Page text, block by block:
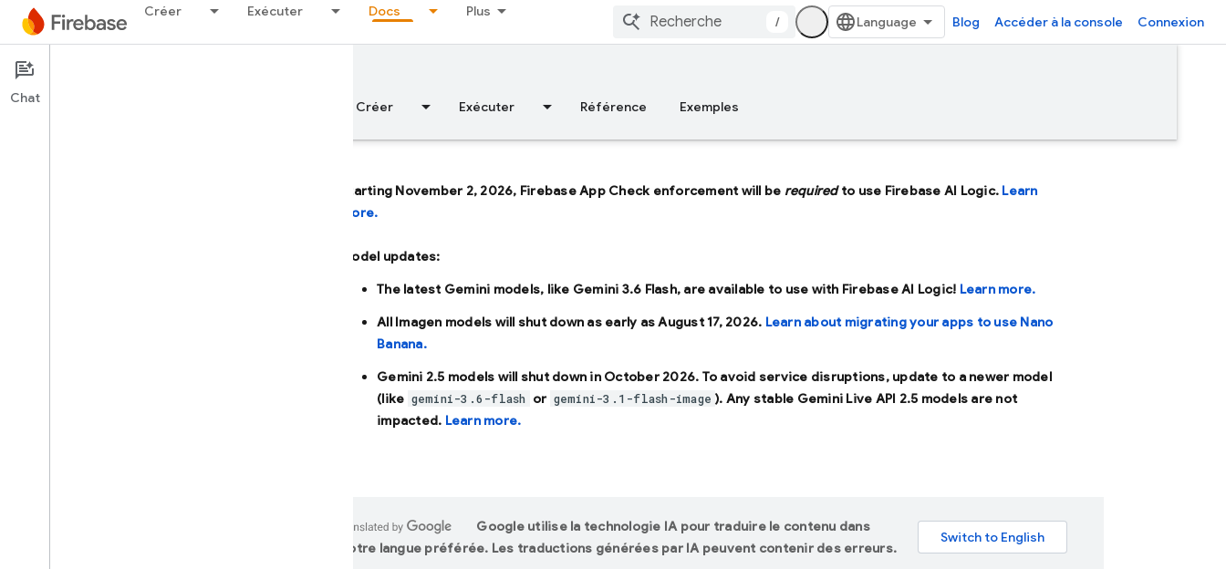
Créer Exécuter Docs Plus
/ Blog Accéder à la console Connexion
Documentation
Aperçu Créer Exécuter Référence Exemples
Starting November 2, 2026, Firebase App Check enforcement will be requiredto use Firebase AI Logic. Learn
more.
Model updates:
The latest Gemini models, like Gemini 3.6 Flash, are available to use with Firebase AI Logic! Learn more.
All Imagen models will shut down as early asAugust 17, 2026. Learn about migrating your apps to use Nano
Banana.
Gemini 2.5 models will shut down in October 2026. To avoid service disruptions, update to a newer model
(like gemini-3.6-flash or gemini-3.1-flash-image ). Any stable Gemini Live API 2.5 models are not
impacted. Learn more.
Google utilise la technologie IA pour traduire le contenu dans
votre langue préférée. Les traductions générées par IA peuvent contenir des erreurs.
Chat